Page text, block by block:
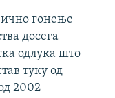
гонење
досега
одлука што
туку од
2002